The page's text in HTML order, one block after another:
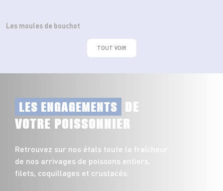
Les moules de bouchot
TOUT VOIR
LES ENGAGEMENTS DE
VOTRE POISSONNIER
Retrouvez sur nos étals toute la fraîcheur
de nos arrivages de poissons entiers,
filets, coquillages et crustacés.